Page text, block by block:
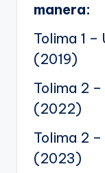
manera:
Tolima 1 –
(2019)
Tolima 2 –
(2022)
Tolima 2 –
(2023)